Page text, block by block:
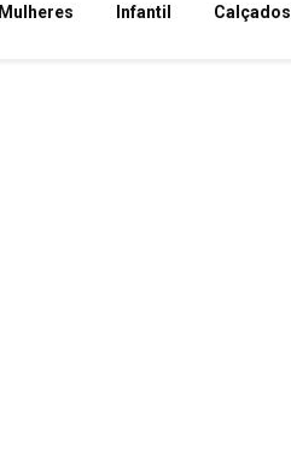
Mulheres Infantil Calçados